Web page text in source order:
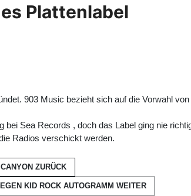
Plattenlabel
903 Music bezieht sich auf die Vorwahl
bei Sea Records , doch das Label ging nie
Radios verschickt werden.
ZURÜCK
KID ROCK AUTOGRAMM WEITER